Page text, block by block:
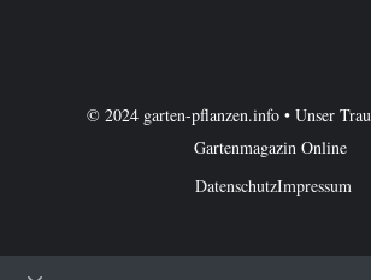
© 2024 garten-pflanzen.info • Unser
Gartenmagazin Online
DatenschutzImpressum